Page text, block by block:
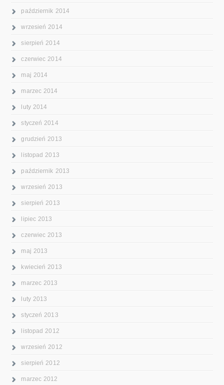
październik 2014
wrzesień 2014
sierpień 2014
czerwiec 2014
maj 2014
marzec 2014
luty 2014
styczeń 2014
grudzień 2013
listopad 2013
październik 2013
wrzesień 2013
sierpień 2013
lipiec 2013
czerwiec 2013
maj 2013
kwiecień 2013
marzec 2013
luty 2013
styczeń 2013
listopad 2012
wrzesień 2012
sierpień 2012
marzec 2012